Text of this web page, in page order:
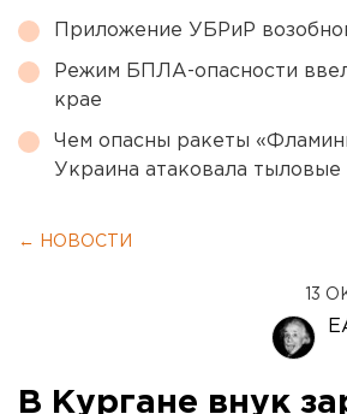
Приложение УБРиР
Режим БПЛА-опасности
крае
Чем опасны ракеты
Украина атаковала
← НОВОСТИ
13
В Кургане внук